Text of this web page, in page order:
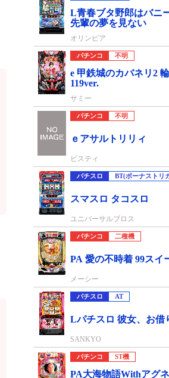
L青春ブタ野郎はバニ
先輩の夢を見ない
オリンピア
パチンコ 不明
e 甲鉄城のカバネリ2
119ver.
サミー
パチンコ 不明
ｅアサルトリリィ
ビスティ
パチスロ BT(ボーナストリ
スマスロ タコスロ
ユニバーサルブロス
パチンコ 二種機
PA 愛の不時着 99スイ
メーシー
パチスロ AT
Lパチスロ 彼女、お借
SANKYO
パチンコ ST機
PA大海物語Withアグ